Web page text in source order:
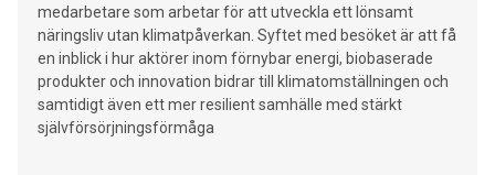
medarbetare som arbetar för att utveckla ett lönsamt
näringsliv utan klimatpåverkan. Syftet med besöket är att få
en inblick i hur aktörer inom förnybar energi, biobaserade
produkter och innovation bidrar till klimatomställningen och
samtidigt även ett mer resilient samhälle med stärkt
självförsörjningsförmåga